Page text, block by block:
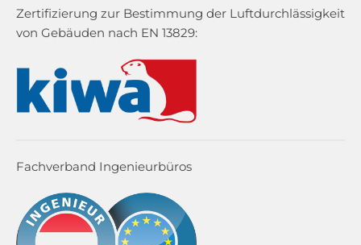
Zertifizierung zur Bestimmung der Luftdurchlässigkeit
von Gebäuden nach EN 13829:
Fachverband Ingenieurbüros